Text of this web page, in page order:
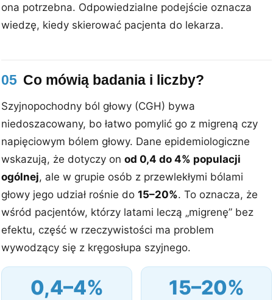
ona potrzebna. Odpowiedzialne podejście oznacza
wiedzę, kiedy skierować pacjenta do lekarza.
05 Co mówią badania i liczby?
Szyjnopochodny ból głowy (CGH) bywa
niedoszacowany, bo łatwo pomylić go z migreną czy
napięciowym bólem głowy. Dane epidemiologiczne
wskazują, że dotyczy on od 0,4 do 4% populacji
ogólnej, ale w grupie osób z przewlekłymi bólami
głowy jego udział rośnie do 15–20%. To oznacza, że
wśród pacjentów, którzy latami leczą „migrenę” bez
efektu, część w rzeczywistości ma problem
wywodzący się z kręgosłupa szyjnego.
0,4–4% 15–20%